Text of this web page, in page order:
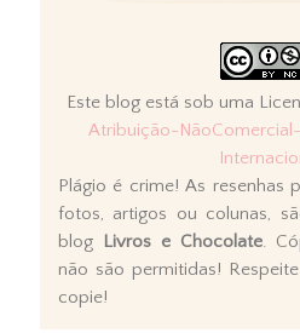
Este blog está sob uma
Atribuição-
Plágio é crime! As resenhas
fotos, artigos ou colunas,
blog Livros e Chocolate.
não são permitidas!
copie!